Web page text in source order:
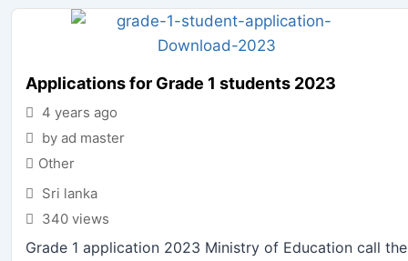
Applications for Grade 1 students 2023
4 years ago
by ad master
Other
Sri lanka
340 views
Grade 1 application 2023 Ministry of Education call the